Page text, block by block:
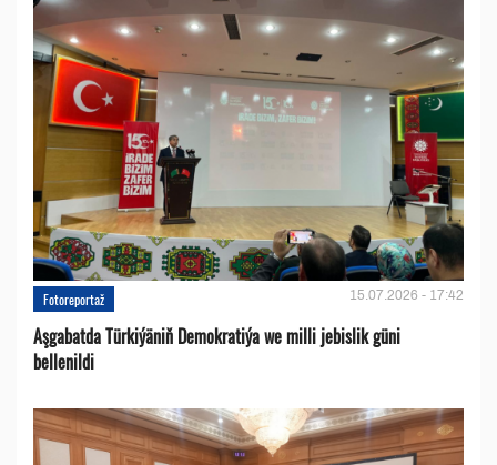
Fotoreportaž 15.07.2026 - 17:42
Aşgabatda Türkiýäniň Demokratiýa we milli jebislik güni
bellenildi